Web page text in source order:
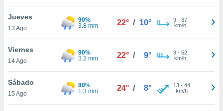
disponible
cookies
aceptar
Jueves
13 Ago
90%
3.8 mm
22° / 10° 9- 37
km/h
Viernes
14 Ago
90%
3.2 mm
22° / 9° 9- 52
km/h
Sábado
15 Ago
80%
1.3 mm
24° / 8° 13- 44
km/h